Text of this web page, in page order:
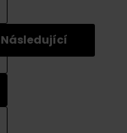
Následující